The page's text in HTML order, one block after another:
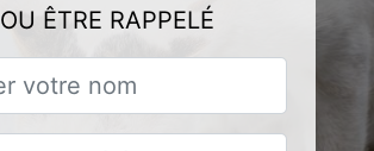
OU ÊTRE RAPPELÉ